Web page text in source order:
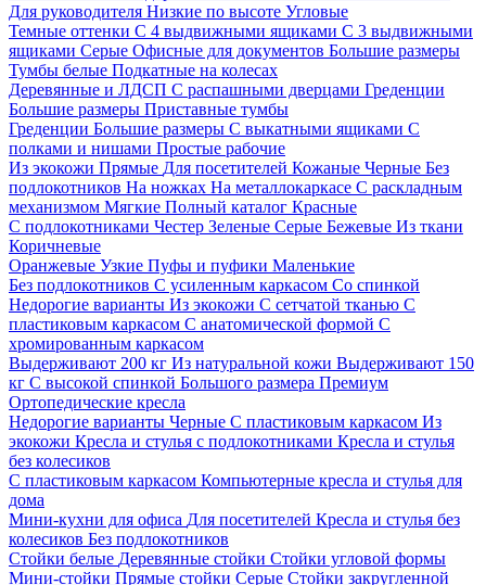
Для руководителя Низкие по высоте Угловые
Темные оттенки С 4 выдвижными ящиками С 3 выдвижными
ящиками Серые Офисные для документов Большие размеры
Тумбы белые Подкатные на колесах
Деревянные и ЛДСП С распашными дверцами Греденции
Большие размеры Приставные тумбы
Греденции Большие размеры С выкатными ящиками С
полками и нишами Простые рабочие
Из экокожи Прямые Для посетителей Кожаные Черные Без
подлокотников На ножках На металлокаркасе С раскладным
механизмом Мягкие Полный каталог Красные
С подлокотниками Честер Зеленые Серые Бежевые Из ткани
Коричневые
Оранжевые Узкие Пуфы и пуфики Маленькие
Без подлокотников С усиленным каркасом Со спинкой
Недорогие варианты Из экокожи С сетчатой тканью С
пластиковым каркасом С анатомической формой С
хромированным каркасом
Выдерживают 200 кг Из натуральной кожи Выдерживают 150
кг С высокой спинкой Большого размера Премиум
Ортопедические кресла
Недорогие варианты Черные С пластиковым каркасом Из
экокожи Кресла и стулья с подлокотниками Кресла и стулья
без колесиков
С пластиковым каркасом Компьютерные кресла и стулья для
дома
Мини-кухни для офиса Для посетителей Кресла и стулья без
колесиков Без подлокотников
Стойки белые Деревянные стойки Стойки угловой формы
Мини-стойки Прямые стойки Серые Стойки закругленной